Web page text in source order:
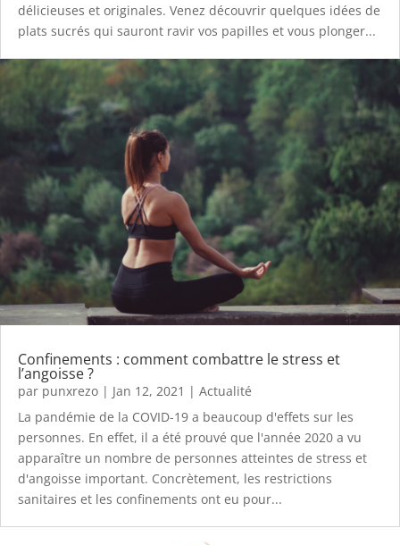
délicieuses et originales. Venez découvrir quelques idées de
plats sucrés qui sauront ravir vos papilles et vous plonger...
Confinements : comment combattre le stress et
l’angoisse ?
par punxrezo | Jan 12, 2021 | Actualité
La pandémie de la COVID-19 a beaucoup d'effets sur les
personnes. En effet, il a été prouvé que l'année 2020 a vu
apparaître un nombre de personnes atteintes de stress et
d'angoisse important. Concrètement, les restrictions
sanitaires et les confinements ont eu pour...